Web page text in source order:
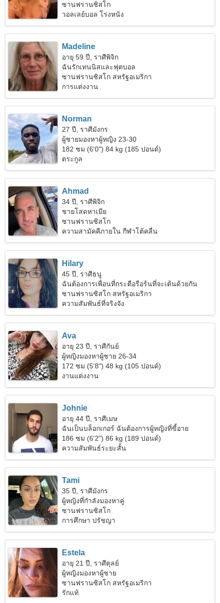
ซานฟรานซิสโก
วอลเลย์บอล โรงหนัง
Madeline
อายุ 59 ปี, ราศีพิจิก
ฉันรักเทนนิสและฟุตบอล
ซานฟรานซิสโก สหรัฐอเมริกา
การแต่งงาน
Norman
27 ปี, ราศีมังกร
ผู้ชายมองหาผู้หญิง 23-30
182 ซม (6'0") 84 kg (185 ปอนด์)
ตระกูล
Ahmad
34 ปี, ราศีพิจิก
ชายโสดหาเมีย
ซานฟรานซิสโก
ความสามัคคีภายใน กีฬาโต้คลื่น
Hilary
45 ปี, ราศีธนู
ฉันต้องการเพื่อนที่กระตือรือร้นที่จะเต้นด้วยกัน
ซานฟรานซิสโก สหรัฐอเมริกา
ความสัมพันธ์ที่จริงจัง
Ava
อายุ 23 ปี, ราศีกันย์
ผู้หญิงมองหาผู้ชาย 26-34
172 ซม (5'8") 48 kg (105 ปอนด์)
งานแต่งงาน
Johnie
อายุ 44 ปี, ราศีเมษ
ฉันเป็นบล็อกเกอร์ ฉันต้องการผู้หญิงที่ขี้อาย
186 ซม (6'2") 86 kg (189 ปอนด์)
ความสัมพันธ์ระยะสั้น
Tami
35 ปี, ราศีมังกร
ผู้หญิงที่กำลังมองหาคู่
ซานฟรานซิสโก
การศึกษา ปรัชญา
Estela
อายุ 21 ปี, ราศีตุลย์
ผู้หญิงมองหาผู้ชาย
ซานฟรานซิสโก สหรัฐอเมริกา
รักแท้